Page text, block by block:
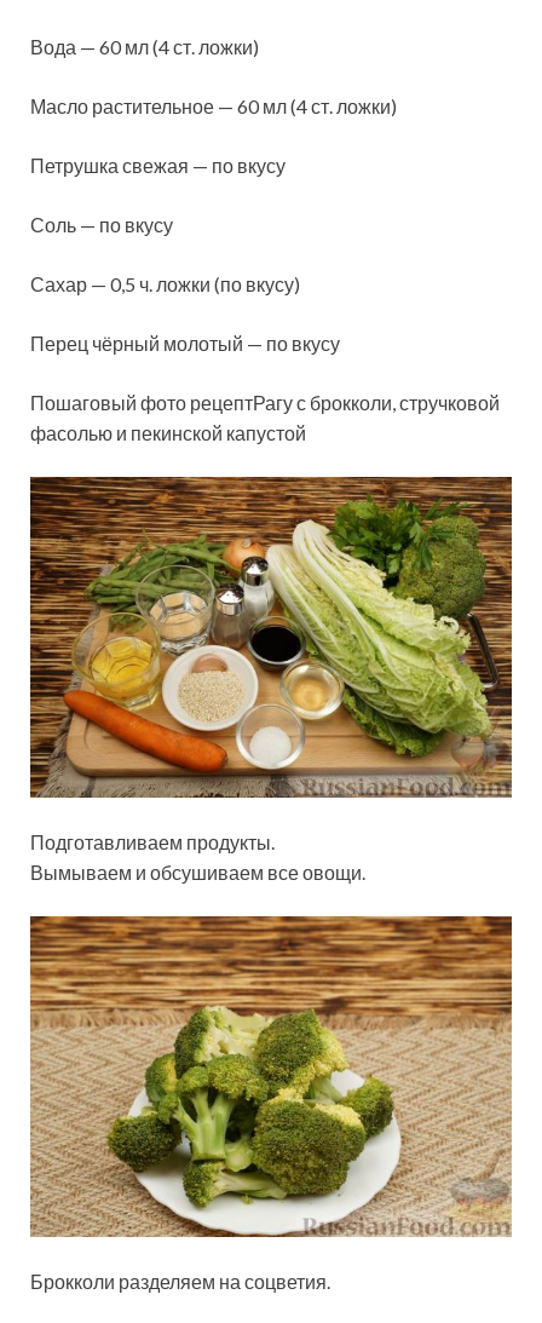
Вода — 60 мл (4 ст. ложки)
Масло растительное — 60 мл (4 ст. ложки)
Петрушка свежая — по вкусу
Соль — по вкусу
Сахар — 0,5 ч. ложки (по вкусу)
Перец чёрный молотый — по вкусу
Пошаговый фото рецептРагу с брокколи, стручковой
фасолью и пекинской капустой
Подготавливаем продукты.
Вымываем и обсушиваем все овощи.
Брокколи разделяем на соцветия.